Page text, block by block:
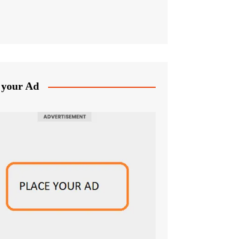
your Ad